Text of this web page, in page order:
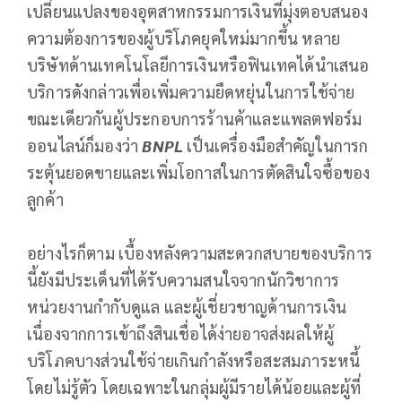
เปลี่ยนแปลงของอุตสาหกรรมการเงินที่มุ่งตอบสนอง
ความต้องการของผู้บริโภคยุคใหม่มากขึ้น หลาย
บริษัทด้านเทคโนโลยีการเงินหรือฟินเทคได้นำเสนอ
บริการดังกล่าวเพื่อเพิ่มความยืดหยุ่นในการใช้จ่าย
ขณะเดียวกันผู้ประกอบการร้านค้าและแพลตฟอร์ม
ออนไลน์ก็มองว่าBNPL เป็นเครื่องมือสำคัญในการก
ระตุ้นยอดขายและเพิ่มโอกาสในการตัดสินใจซื้อของ
ลูกค้า
อย่างไรก็ตาม เบื้องหลังความสะดวกสบายของบริการ
นี้ยังมีประเด็นที่ได้รับความสนใจจากนักวิชาการ
หน่วยงานกำกับดูแล และผู้เชี่ยวชาญด้านการเงิน
เนื่องจากการเข้าถึงสินเชื่อได้ง่ายอาจส่งผลให้ผู้
บริโภคบางส่วนใช้จ่ายเกินกำลังหรือสะสมภาระหนี้
โดยไม่รู้ตัว โดยเฉพาะในกลุ่มผู้มีรายได้น้อยและผู้ที่